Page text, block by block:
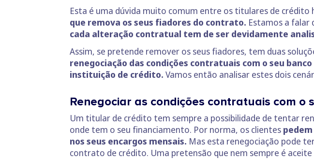
Esta é uma dúvida muito comum entre os titulares de
que remova os seus fiadores do contrato. Estamos a falar
cada alteração contratual tem de ser devidamente
Assim, se pretende remover os seus fiadores, tem duas
renegociação das condições contratuais com o seu banco
instituição de crédito. Vamos então analisar estes dois
Renegociar as condições contratuais com o
Um titular de crédito tem sempre a possibilidade de tentar
onde tem o seu financiamento. Por norma, os clientes
nos seus encargos mensais. Mas esta renegociação pode
contrato de crédito. Uma pretensão que nem sempre é aceite